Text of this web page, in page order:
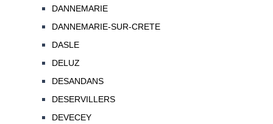
DANNEMARIE
DANNEMARIE-SUR-CRETE
DASLE
DELUZ
DESANDANS
DESERVILLERS
DEVECEY